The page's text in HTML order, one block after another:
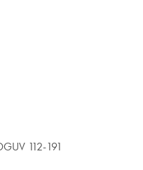
112-191